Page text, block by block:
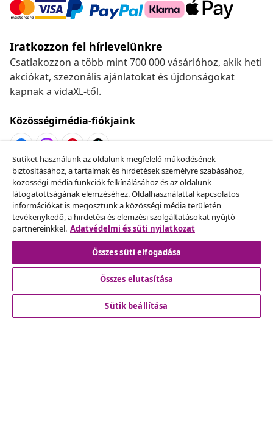
Iratkozzon fel hírlevelünkre
Csatlakozzon a több mint 700 000 vásárlóhoz, akik heti
akciókat, szezonális ajánlatokat és újdonságokat
kapnak a vidaXL-től.
Közösségimédia-fiókjaink
Szerződéstől való elállás
Küldj be egy rendelés lemondására vonatkozó
kérelmet.
Szerződéstől való elállás
Ügyfélszolgálat
Sütiket használunk az oldalunk megfelelő működésének
biztosításához, a tartalmak és hirdetések személyre szabásához,
közösségi média funkciók felkínálásához és az oldalunk
látogatottságának elemzéséhez. Oldalhasználattal kapcsolatos
információkat is megosztunk a közösségi média területén
tevékenykedő, a hirdetési és elemzési szolgáltatásokat nyújtó
partnereinkkel. Adatvédelmi és süti nyilatkozat
Összes süti elfogadása
Összes elutasítása
Sütik beállítása